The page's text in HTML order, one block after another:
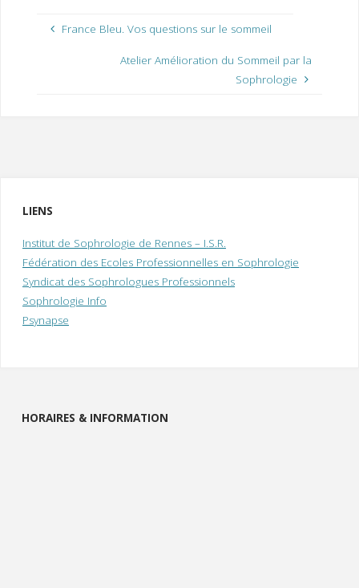
France Bleu. Vos questions sur le sommeil
Atelier Amélioration du Sommeil par la
Sophrologie
LIENS
Institut de Sophrologie de Rennes – I.S.R.
Fédération des Ecoles Professionnelles en Sophrologie
Syndicat des Sophrologues Professionnels
Sophrologie Info
Psynapse
HORAIRES & INFORMATION